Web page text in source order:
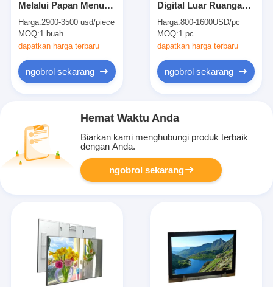
Melalui Papan Menu
3000nits Disambung 3
Layar Luar Ruangan
Harga:2900-3500 usd/piece
MOQ:1 buah
dapatkan harga terbaru
ngobrol sekarang
Digital Luar Ruangan
Bertenaga Baterai
Papan
Harga:800-1600USD/pc
MOQ:1 pc
dapatkan harga terbaru
ngobrol sekarang
Hemat Waktu Anda
Biarkan kami menghubungi produk terbaik
dengan Anda.
ngobrol sekarang